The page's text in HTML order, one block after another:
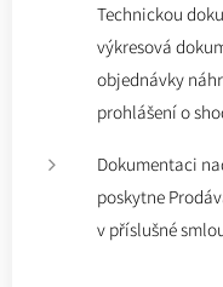
Technickou
výkresová
objednávky
prohlášení o
Dokumentaci
poskytne
v příslušné